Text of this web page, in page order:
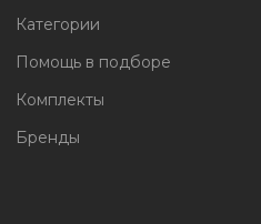
Категории
Помощь в подборе
Комплекты
Бренды